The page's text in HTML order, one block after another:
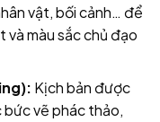
vật, bối cảnh… để
và màu sắc chủ đạo
Kịch bản được
vẽ phác thảo,